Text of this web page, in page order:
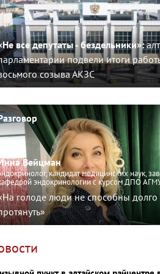
все депутаты - бездельники»:
подвели итоги
созыва АКЗС
Вейцман
кандидат медицинских наук,
эндокринологии с курсом ДПО
голоде люди не способны долго